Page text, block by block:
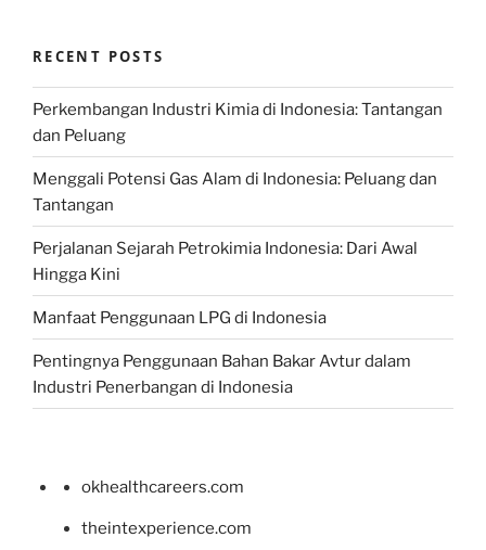
RECENT POSTS
Perkembangan Industri Kimia di Indonesia: Tantangan
dan Peluang
Menggali Potensi Gas Alam di Indonesia: Peluang dan
Tantangan
Perjalanan Sejarah Petrokimia Indonesia: Dari Awal
Hingga Kini
Manfaat Penggunaan LPG di Indonesia
Pentingnya Penggunaan Bahan Bakar Avtur dalam
Industri Penerbangan di Indonesia
okhealthcareers.com
theintexperience.com